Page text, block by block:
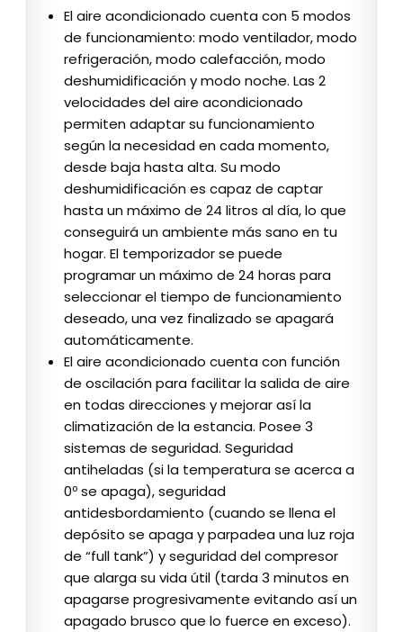
El aire acondicionado cuenta con 5 modos
de funcionamiento: modo ventilador, modo
refrigeración, modo calefacción, modo
deshumidificación y modo noche. Las 2
velocidades del aire acondicionado
permiten adaptar su funcionamiento
según la necesidad en cada momento,
desde baja hasta alta. Su modo
deshumidificación es capaz de captar
hasta un máximo de 24 litros al día, lo que
conseguirá un ambiente más sano en tu
hogar. El temporizador se puede
programar un máximo de 24 horas para
seleccionar el tiempo de funcionamiento
deseado, una vez finalizado se apagará
automáticamente.
El aire acondicionado cuenta con función
de oscilación para facilitar la salida de aire
en todas direcciones y mejorar así la
climatización de la estancia. Posee 3
sistemas de seguridad. Seguridad
antiheladas (si la temperatura se acerca a
0º se apaga), seguridad
antidesbordamiento (cuando se llena el
depósito se apaga y parpadea una luz roja
de “full tank”) y seguridad del compresor
que alarga su vida útil (tarda 3 minutos en
apagarse progresivamente evitando así un
apagado brusco que lo fuerce en exceso).